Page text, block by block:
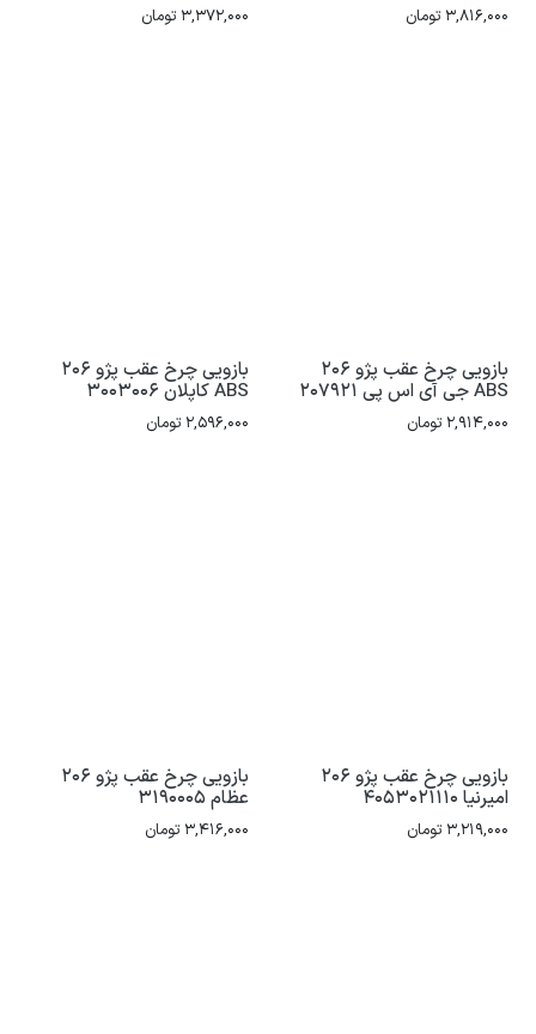
3,816,000 تومان 3,372,000 تومان
بازویی چرخ عقب پژو 206
ABS جی آی اس پی 207921
2,914,000 تومان
بازویی چرخ عقب پژو 206
ABS کاپلان 3003006
2,596,000 تومان
بازویی چرخ عقب پژو 206
امیرنیا 4053021110
3,219,000 تومان
بازویی چرخ عقب پژو 206
عظام 3190005
3,416,000 تومان